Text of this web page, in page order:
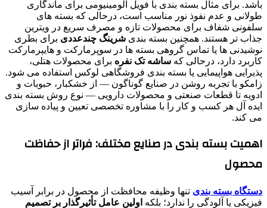
باشد. برای مثال بسته بندی با فویل آلومینیومی برای ماندگاری
طولانی و عدم نفوذ نور مناسب است، درحالی که بسته های
سلفونی شفاف برای محصولات تازه و مصرف سریع در ویترین
جذاب تر هستند. همچنین بسته بندی شرینگ چندعددی برای بطری
نوشیدنی ها یا تماس گروهی بسته ها در سوپرمارکت و هایپرمارکت
کاربرد دارد، درحالی که ساشه تک نفره برای محصولات هتلی،
پذیرایی هواپیمایی یا بسته بندی فروشگاهی لوکس استفاده می شود.
زامکو با تجربه روشن در صنایع گوناگون — از خشکبار، حبوبات و
ادویه تا قطعات صنعتی و محصولات دارویی — نوع روش بسته بندی
ایده آل هر کسب و کار را با مشاوره تخصصی تعیین و پیاده سازی
می کند.
اهمیت بسته بندی در صنایع مختلف: فراتر از حفاظت
محصول
دستگاه بسته بندی تنها وظیفه محافظت از محصول در برابر آسیب
فیزیکی یا آلودگی را ندارد؛ بلکه اولین عامل تأثیرگذار بر تصمیم